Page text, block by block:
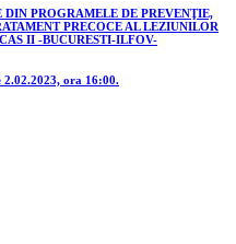
PROGRAMELE DE PREVENŢIE,
PRECOCE AL LEZIUNILOR
II -BUCURESTI-ILFOV-
ora 16:00.